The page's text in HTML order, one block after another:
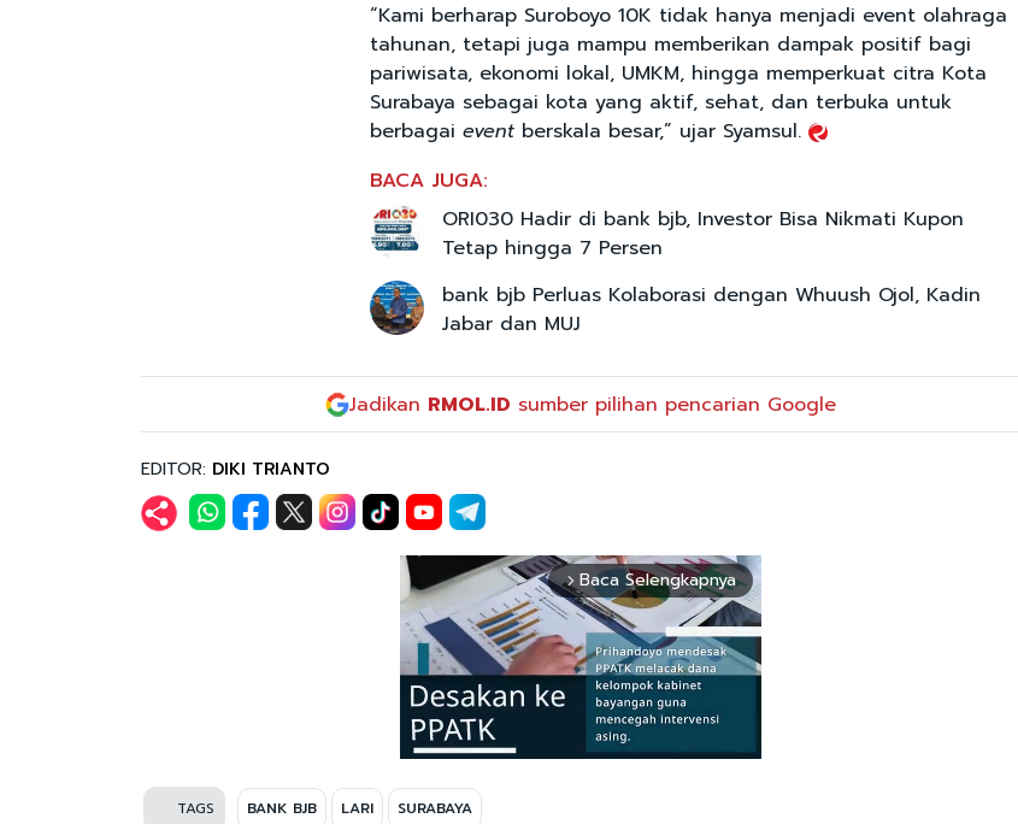
“Kami berharap Suroboyo 10K tidak hanya menjadi event olahraga
tahunan, tetapi juga mampu memberikan dampak positif bagi
pariwisata, ekonomi lokal, UMKM, hingga memperkuat citra Kota
Surabaya sebagai kota yang aktif, sehat, dan terbuka untuk
berbagai event berskala besar,” ujar Syamsul.
BACA JUGA:
ORI030 Hadir di bank bjb, Investor Bisa Nikmati Kupon
Tetap hingga 7 Persen
bank bjb Perluas Kolaborasi dengan Whuush Ojol, Kadin
Jabar dan MUJ
Jadikan RMOL.ID sumber pilihan pencarian Google
EDITOR: DIKI TRIANTO
arrow_forward_ios Baca Selengkapnya
TAGS BANK BJB LARI SURABAYA